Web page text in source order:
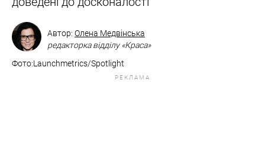
Автор: Олена Медвінська
редакторка відділу «Краса»
Фото:Launchmetrics/Spotlight
РЕКЛАМА